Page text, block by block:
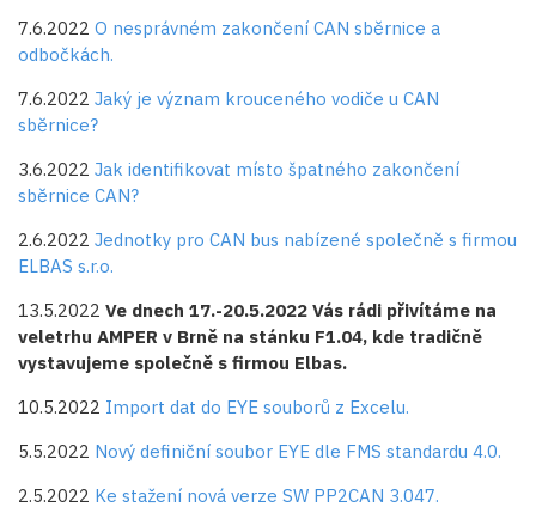
7.6.2022 O nesprávném zakončení CAN sběrnice a
odbočkách.
7.6.2022 Jaký je význam krouceného vodiče u CAN
sběrnice?
3.6.2022 Jak identifikovat místo špatného zakončení
sběrnice CAN?
2.6.2022 Jednotky pro CAN bus nabízené společně s firmou
ELBAS s.r.o.
13.5.2022 Ve dnech 17.-20.5.2022 Vás rádi přivítáme na
veletrhu AMPER v Brně na stánku F1.04, kde tradičně
vystavujeme společně s firmou Elbas.
10.5.2022 Import dat do EYE souborů z Excelu.
5.5.2022 Nový definiční soubor EYE dle FMS standardu 4.0.
2.5.2022 Ke stažení nová verze SW PP2CAN 3.047.